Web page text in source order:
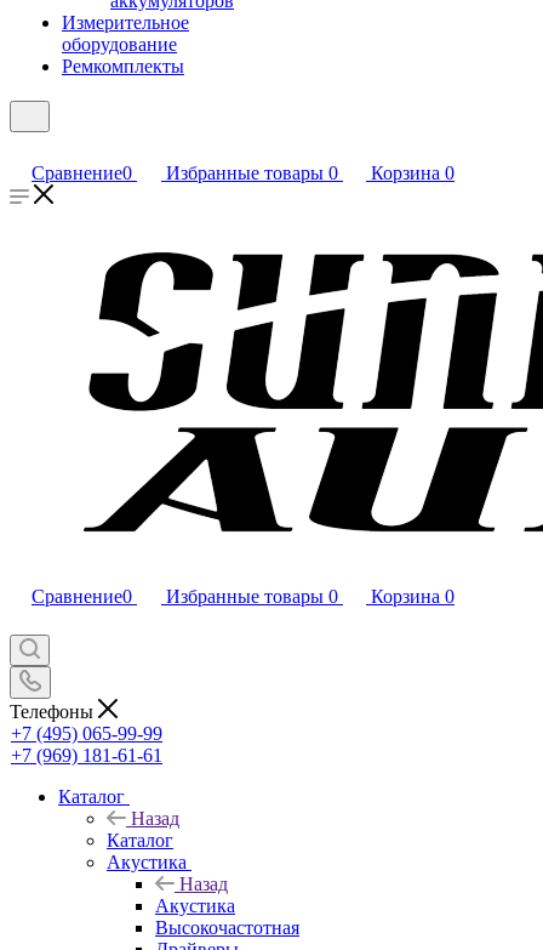
Измерительное
оборудование
Ремкомплекты
Сравнение0 Избранные товары 0 Корзина 0
Сравнение0 Избранные товары 0 Корзина 0
Телефоны
+7 (495) 065-99-99
+7 (969) 181-61-61
Каталог
Назад
Каталог
Акустика
Назад
Акустика
Высокочастотная